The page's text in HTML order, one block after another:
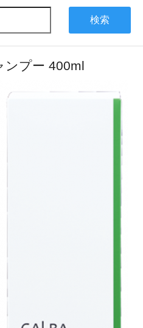
検索
ンプー 400ml